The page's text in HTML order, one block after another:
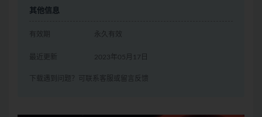
其他信息
有效期 永久有效
最近更新 2023年05月17日
下载遇到问题？可联系客服或留言反馈